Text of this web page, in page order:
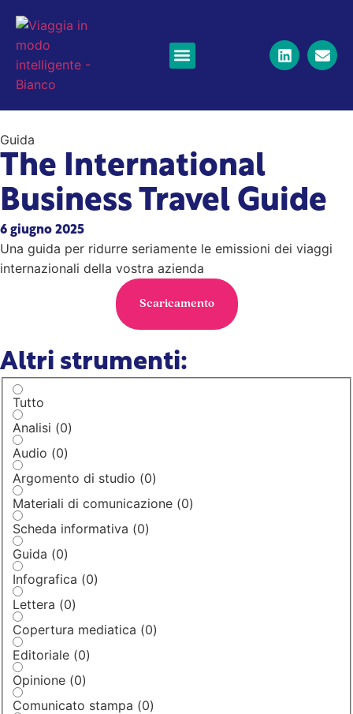
Guida
The International
Business Travel Guide
6 giugno 2025
Una guida per ridurre seriamente le emissioni dei viaggi
internazionali della vostra azienda
Scaricamento
Altri strumenti:
Tutto
Analisi (0)
Audio (0)
Argomento di studio (0)
Materiali di comunicazione (0)
Scheda informativa (0)
Guida (0)
Infografica (0)
Lettera (0)
Copertura mediatica (0)
Editoriale (0)
Opinione (0)
Comunicato stampa (0)